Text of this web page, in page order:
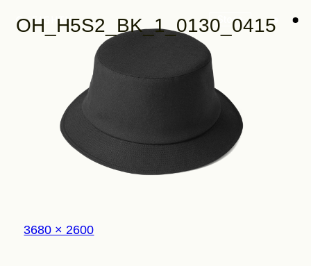
Store
OH_H5S2_BK_1_0130_0415
フ
ル
3680 × 2600